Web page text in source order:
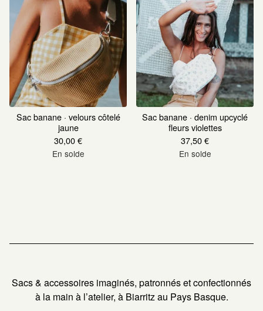
Sac banane · velours côtelé
jaune
30,00€
En solde
Sac banane · denim upcyclé
fleurs violettes
37,50€
En solde
Sacs & accessoires imaginés, patronnés et confectionnés
à la main à l’atelier, à Biarritz au Pays Basque.